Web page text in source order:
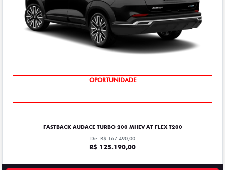
OPORTUNIDADE
FASTBACK AUDACE TURBO 200 MHEV AT FLEX T200
De: R$ 167.490,00
R$ 125.190,00